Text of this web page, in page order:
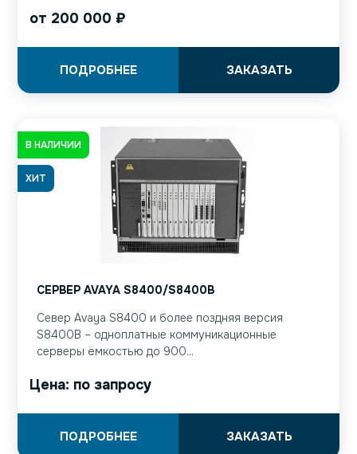
от 200 000 ₽
ЗАКАЗАТЬ
ПОДРОБНЕЕ
В НАЛИЧИИ
ХИТ
СЕРВЕР AVAYA S8400/S8400B
Север Avaya S8400 и более поздняя версия
S8400B – одноплатные коммуникационные
серверы ёмкостью до 900...
Цена: по запросу
ЗАКАЗАТЬ
ПОДРОБНЕЕ